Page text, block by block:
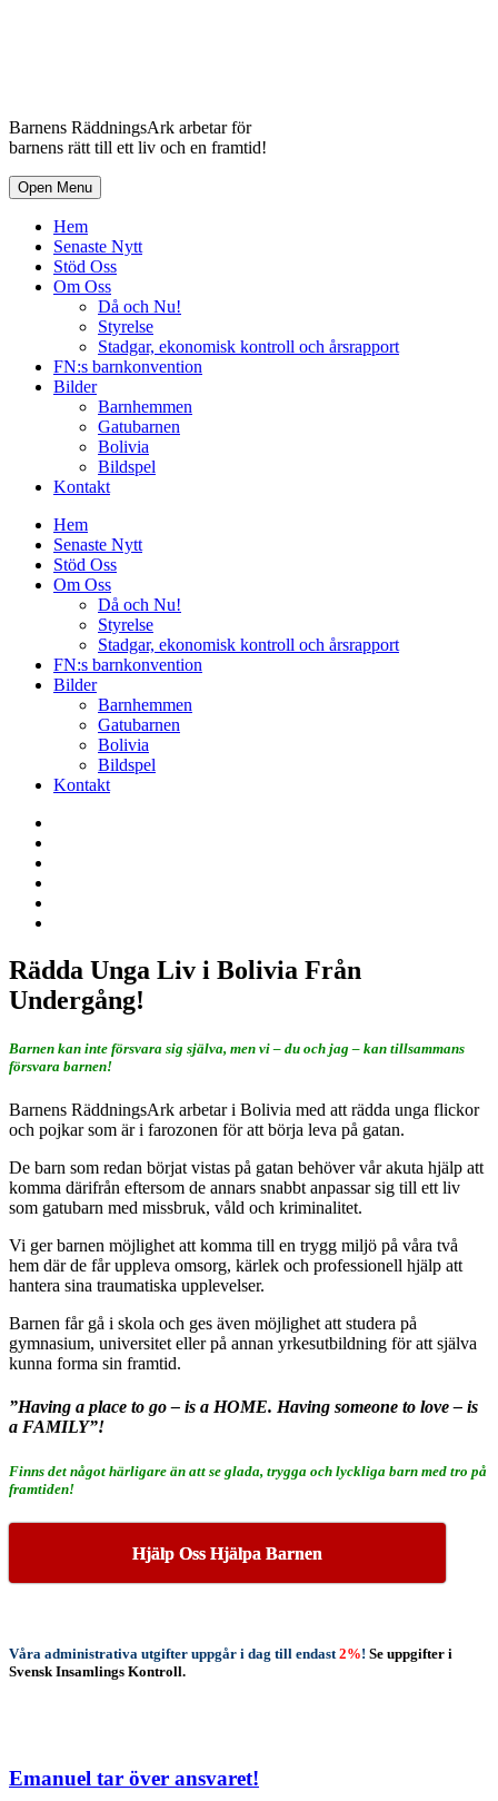
Barnens RäddningsArk arbetar för
barnens rätt till ett liv och en framtid!
Open Menu
Hem
Senaste Nytt
Stöd Oss
Om Oss
Då och Nu!
Styrelse
Stadgar, ekonomisk kontroll och årsrapport
FN:s barnkonvention
Bilder
Barnhemmen
Gatubarnen
Bolivia
Bildspel
Kontakt
Hem
Senaste Nytt
Stöd Oss
Om Oss
Då och Nu!
Styrelse
Stadgar, ekonomisk kontroll och årsrapport
FN:s barnkonvention
Bilder
Barnhemmen
Gatubarnen
Bolivia
Bildspel
Kontakt
Rädda Unga Liv i Bolivia Från
Undergång!
Barnen kan inte försvara sig själva, men vi – du och jag – kan tillsammans
försvara barnen!
Barnens RäddningsArk arbetar i Bolivia med att rädda unga flickor
och pojkar som är i farozonen för att börja leva på gatan.
De barn som redan börjat vistas på gatan behöver vår akuta hjälp att
komma därifrån eftersom de annars snabbt anpassar sig till ett liv
som gatubarn med missbruk, våld och kriminalitet.
Vi ger barnen möjlighet att komma till en trygg miljö på våra två
hem där de får uppleva omsorg, kärlek och professionell hjälp att
hantera sina traumatiska upplevelser.
Barnen får gå i skola och ges även möjlighet att studera på
gymnasium, universitet eller på annan yrkesutbildning för att själva
kunna forma sin framtid.
”Having a place to go – is a HOME. Having someone to love – is
a FAMILY”!
Finns det något härligare än att se glada, trygga och lyckliga barn med tro på
framtiden!
Hjälp Oss Hjälpa Barnen
Våra administrativa utgifter uppgår i dag till endast 2%! Se uppgifter i
Svensk Insamlings Kontroll.
Emanuel tar över ansvaret!